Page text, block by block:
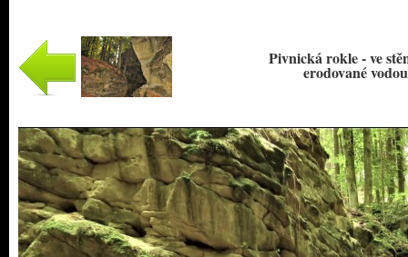
Pivnická rokle - ve
erodované